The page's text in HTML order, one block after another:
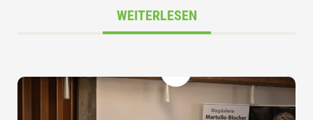
WEITERLESEN